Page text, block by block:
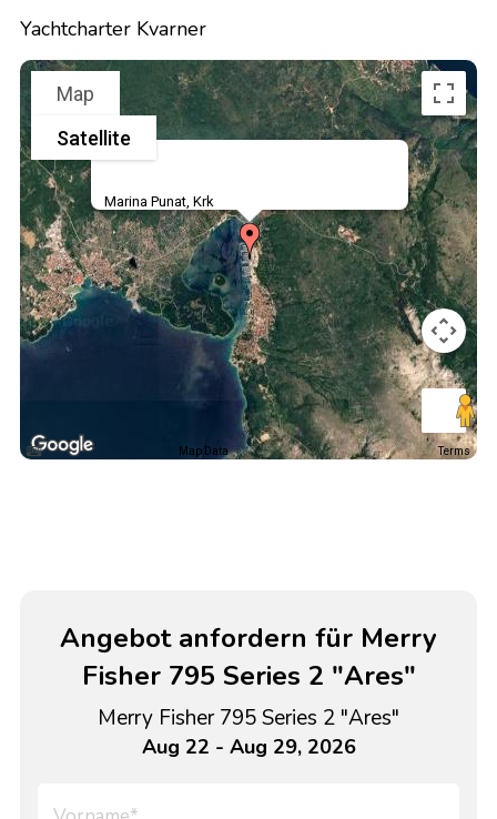
Yachtcharter Kvarner
Marina Punat, Krk
Map
Satellite
Map Data Terms
Angebot anfordern für Merry
Fisher 795 Series 2 "Ares"
Merry Fisher 795 Series 2 "Ares"
Aug 22 - Aug 29, 2026